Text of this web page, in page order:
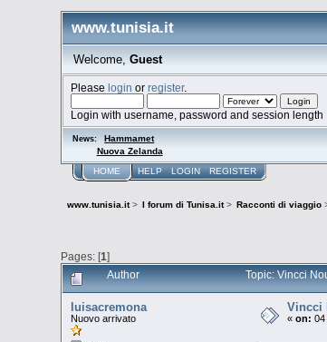
www.tunisia.it
Welcome, Guest
Pleaselogin orregister.
Login with username, password and session length
News:
Hammamet
Nuova Zelanda
HOME HELP LOGIN REGISTER
www.tunisia.it> I forum di Tunisa.it> Racconti di viaggio
Pages: [1]
Author Topic: Vincci
luisacremona
Nuovo arrivato
Vincci
«on: 04